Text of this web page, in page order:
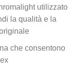
utilizzato
la qualità e la
che consentono